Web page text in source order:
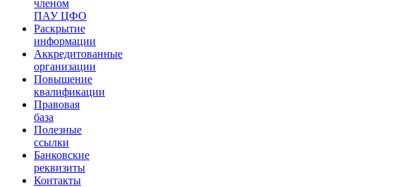
членом
ПАУ ЦФО
Раскрытие
информации
Аккредитованные
организации
Повышение
квалификации
Правовая
база
Полезные
ссылки
Банковские
реквизиты
Контакты